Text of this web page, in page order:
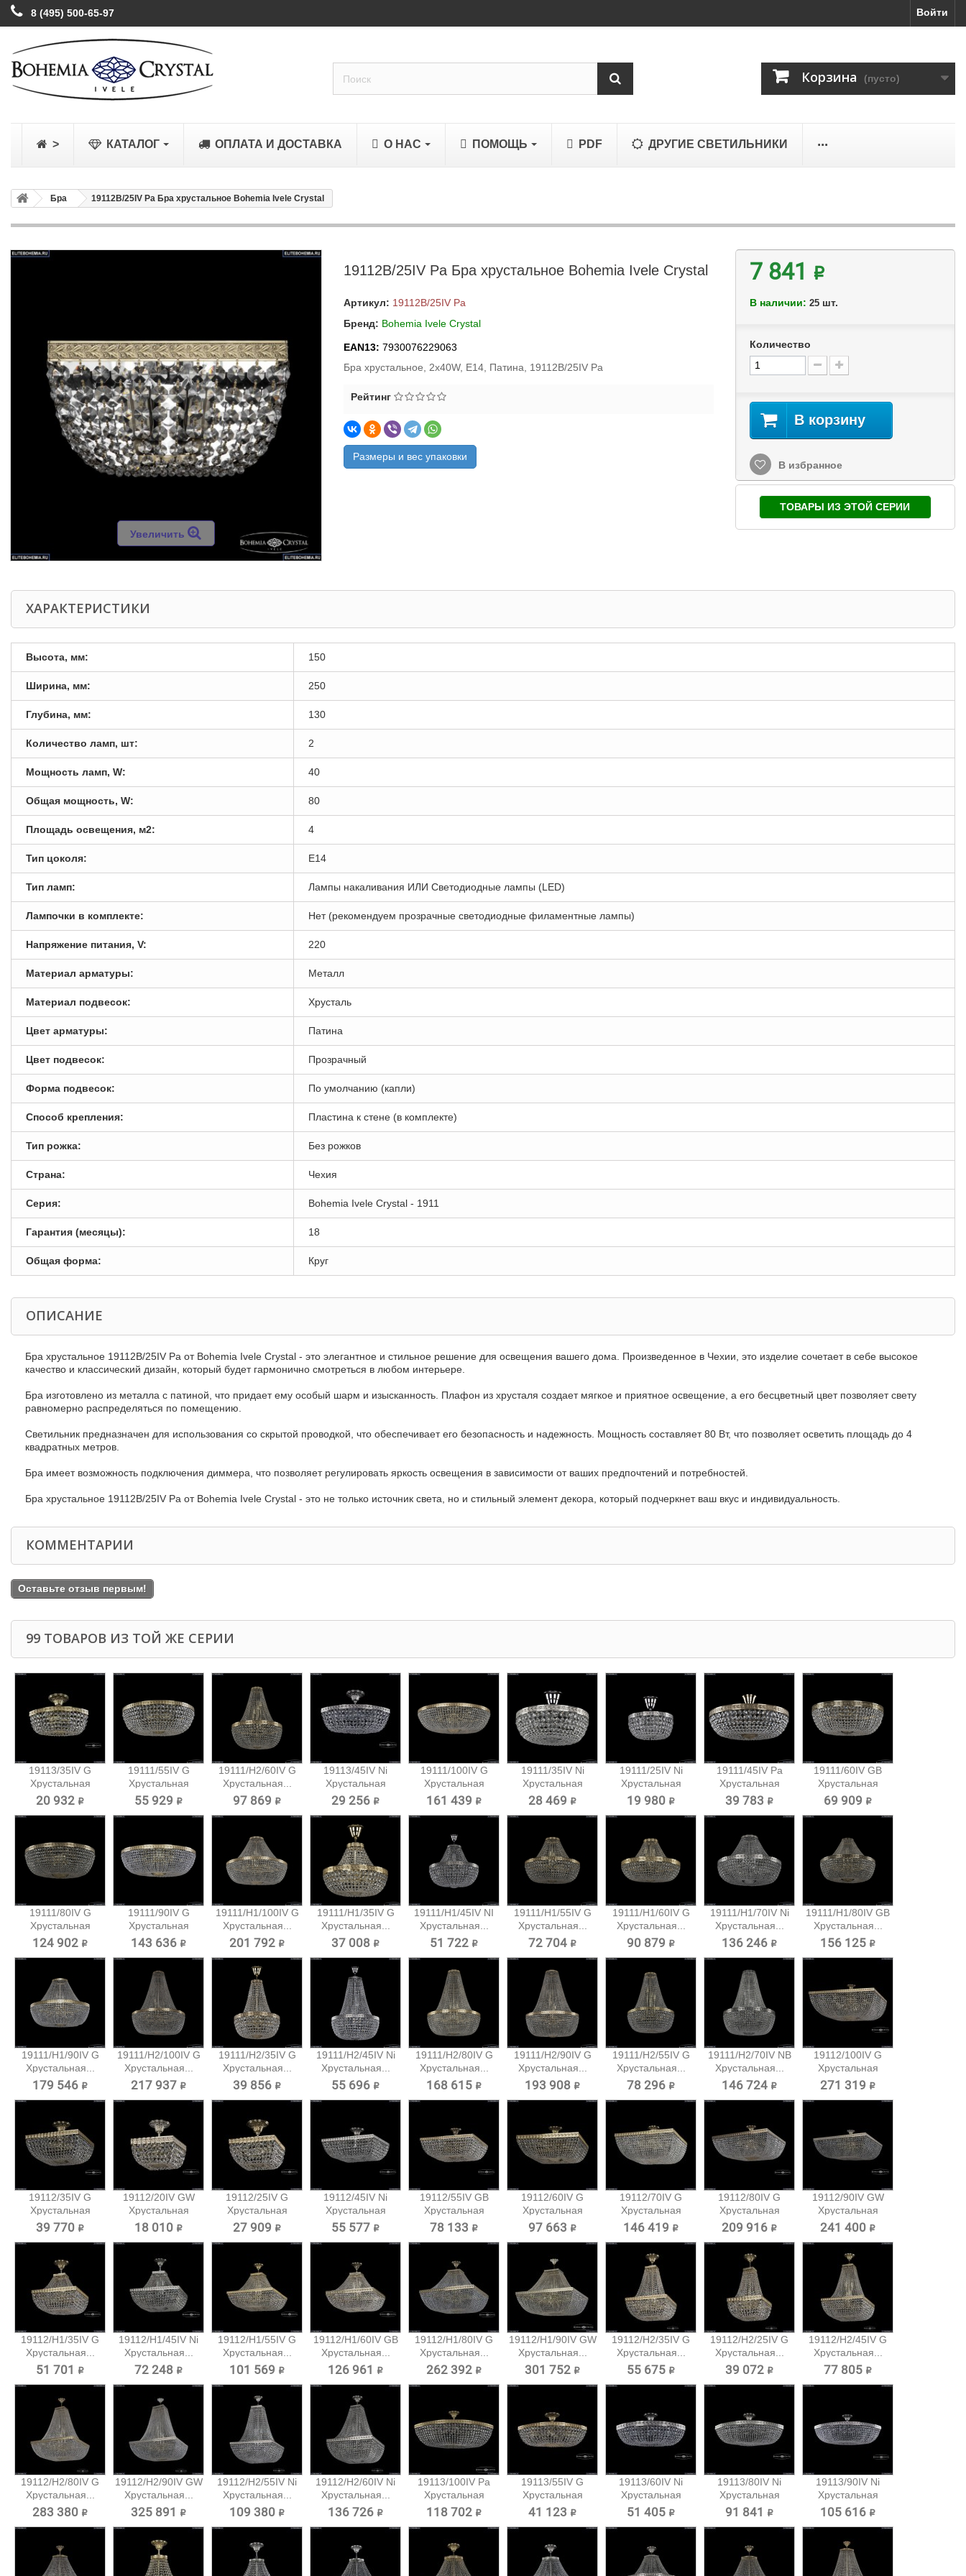
Войти
8 (495) 500-65-97
Корзина (пусто)
> КАТАЛОГ ОПЛАТА И ДОСТАВКА О НАС ПОМОЩЬ PDF ДРУГИЕ СВЕТИЛЬНИКИ ...
Бра 19112B/25IV Pa Бра хрустальное Bohemia Ivele Crystal
Увеличить
19112B/25IV Pa Бра хрустальное Bohemia Ivele Crystal
Артикул: 19112B/25IV Pa
Бренд: Bohemia Ivele Crystal
EAN13: 7930076229063
Бра хрустальное, 2x40W, E14, Патина, 19112B/25IV Pa
Рейтинг
Размеры и вес упаковки
7 841 ₽
В наличии: 25 шт.
Количество
В корзину
В избранное
ТОВАРЫ ИЗ ЭТОЙ СЕРИИ
ХАРАКТЕРИСТИКИ
Высота, мм: 150
Ширина, мм: 250
Глубина, мм: 130
Количество ламп, шт: 2
Мощность ламп, W: 40
Общая мощность, W: 80
Площадь освещения, м2: 4
Тип цоколя: E14
Тип ламп: Лампы накаливания ИЛИ Светодиодные лампы (LED)
Лампочки в комплекте: Нет (рекомендуем прозрачные светодиодные филаментные лампы)
Напряжение питания, V: 220
Материал арматуры: Металл
Материал подвесок: Хрусталь
Цвет арматуры: Патина
Цвет подвесок: Прозрачный
Форма подвесок: По умолчанию (капли)
Способ крепления: Пластина к стене (в комплекте)
Тип рожка: Без рожков
Страна: Чехия
Серия: Bohemia Ivele Crystal - 1911
Гарантия (месяцы): 18
Общая форма: Круг
ОПИСАНИЕ
Бра хрустальное 19112B/25IV Pa от Bohemia Ivele Crystal - это элегантное и стильное решение для освещения вашего дома. Произведенное в Чехии, это изделие сочетает в себе высокое
качество и классический дизайн, который будет гармонично смотреться в любом интерьере.
Бра изготовлено из металла с патиной, что придает ему особый шарм и изысканность. Плафон из хрусталя создает мягкое и приятное освещение, а его бесцветный цвет позволяет свету
равномерно распределяться по помещению.
Светильник предназначен для использования со скрытой проводкой, что обеспечивает его безопасность и надежность. Мощность составляет 80 Вт, что позволяет осветить площадь до 4
квадратных метров.
Бра имеет возможность подключения диммера, что позволяет регулировать яркость освещения в зависимости от ваших предпочтений и потребностей.
Бра хрустальное 19112B/25IV Pa от Bohemia Ivele Crystal - это не только источник света, но и стильный элемент декора, который подчеркнет ваш вкус и индивидуальность.
КОММЕНТАРИИ
Оставьте отзыв первым!
99 ТОВАРОВ ИЗ ТОЙ ЖЕ СЕРИИ
19113/35IV G
Хрустальная
потолочная...
20 932 ₽
19111/55IV G
Хрустальная
потолочная...
55 929 ₽
19111/H2/60IV G
Хрустальная...
97 869 ₽
19113/45IV Ni
Хрустальная
потолочная...
29 256 ₽
19111/100IV G
Хрустальная
потолочная...
161 439 ₽
19111/35IV Ni
Хрустальная
потолочная...
28 469 ₽
19111/25IV Ni
Хрустальная
потолочная...
19 980 ₽
19111/45IV Pa
Хрустальная
потолочная...
39 783 ₽
19111/60IV GB
Хрустальная
потолочная...
69 909 ₽
19111/80IV G
Хрустальная
потолочная...
124 902 ₽
19111/90IV G
Хрустальная
потолочная...
143 636 ₽
19111/H1/100IV G
Хрустальная...
201 792 ₽
19111/H1/35IV G
Хрустальная...
37 008 ₽
19111/H1/45IV NI
Хрустальная...
51 722 ₽
19111/H1/55IV G
Хрустальная...
72 704 ₽
19111/H1/60IV G
Хрустальная...
90 879 ₽
19111/H1/70IV Ni
Хрустальная...
136 246 ₽
19111/H1/80IV GB
Хрустальная...
156 125 ₽
19111/H1/90IV G
Хрустальная...
179 546 ₽
19111/H2/100IV G
Хрустальная...
217 937 ₽
19111/H2/35IV G
Хрустальная...
39 856 ₽
19111/H2/45IV Ni
Хрустальная...
55 696 ₽
19111/H2/80IV G
Хрустальная...
168 615 ₽
19111/H2/90IV G
Хрустальная...
193 908 ₽
19111/H2/55IV G
Хрустальная...
78 296 ₽
19111/H2/70IV NB
Хрустальная...
146 724 ₽
19112/100IV G
Хрустальная
потолочная...
271 319 ₽
19112/35IV G
Хрустальная
потолочная...
39 770 ₽
19112/20IV GW
Хрустальная
потолочная...
18 010 ₽
19112/25IV G
Хрустальная
потолочная...
27 909 ₽
19112/45IV Ni
Хрустальная
потолочная...
55 577 ₽
19112/55IV GB
Хрустальная
потолочная...
78 133 ₽
19112/60IV G
Хрустальная
потолочная...
97 663 ₽
19112/70IV G
Хрустальная
потолочная...
146 419 ₽
19112/80IV G
Хрустальная
потолочная...
209 916 ₽
19112/90IV GW
Хрустальная
потолочная...
241 400 ₽
19112/H1/35IV G
Хрустальная...
51 701 ₽
19112/H1/45IV Ni
Хрустальная...
72 248 ₽
19112/H1/55IV G
Хрустальная...
101 569 ₽
19112/H1/60IV GB
Хрустальная...
126 961 ₽
19112/H1/80IV G
Хрустальная...
262 392 ₽
19112/H1/90IV GW
Хрустальная...
301 752 ₽
19112/H2/35IV G
Хрустальная...
55 675 ₽
19112/H2/25IV G
Хрустальная...
39 072 ₽
19112/H2/45IV G
Хрустальная...
77 805 ₽
19112/H2/80IV G
Хрустальная...
283 380 ₽
19112/H2/90IV GW
Хрустальная...
325 891 ₽
19112/H2/55IV Ni
Хрустальная...
109 380 ₽
19112/H2/60IV Ni
Хрустальная...
136 726 ₽
19113/100IV Pa
Хрустальная
потолочная...
118 702 ₽
19113/55IV G
Хрустальная
потолочная...
41 123 ₽
19113/60IV Ni
Хрустальная
потолочная...
51 405 ₽
19113/80IV Ni
Хрустальная
потолочная...
91 841 ₽
19113/90IV Ni
Хрустальная
потолочная...
105 616 ₽